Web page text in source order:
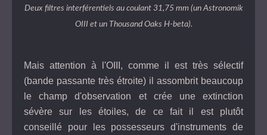
Deux filtres interférentiels au coulant 31,75 mm (un Astronomik
OIII et un Thousand Oaks H-beta).
Mais attention à l'OIII, comme il est très sélectif
(bande passante très étroite) il assombrit beaucoup
le champ d'observation et crée une extinction
sévère sur les étoiles, de ce fait il est plutôt
conseillé pour les possesseurs d'instruments de